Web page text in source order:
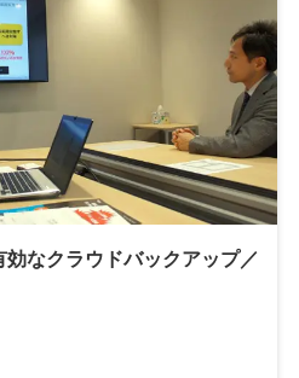
なクラウドバックアップ／